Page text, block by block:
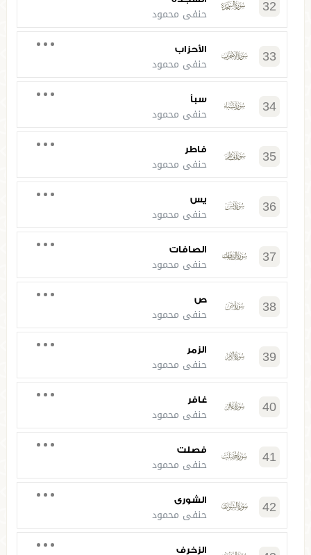
32 حنفي محمود
33 الأحزاب
حنفي محمود
34 سبأ
حنفي محمود
35 فاطر
حنفي محمود
36 يس
حنفي محمود
37 الصافات
حنفي محمود
38 ص
حنفي محمود
39 الزمر
حنفي محمود
40 غافر
حنفي محمود
41 فصلت
حنفي محمود
42 الشورى
حنفي محمود
الزخرف